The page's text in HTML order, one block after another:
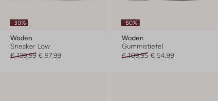
-30%
Woden
Sneaker Low
€ 139,99 € 97,99
-50%
Woden
Gummistiefel
€ 109,95 € 54,99